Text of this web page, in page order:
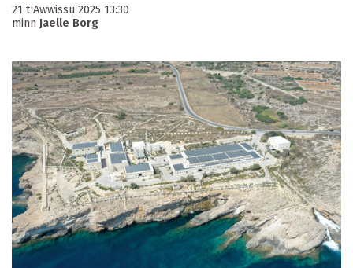
21 t'Awwissu 2025 13:30
minn Jaelle Borg